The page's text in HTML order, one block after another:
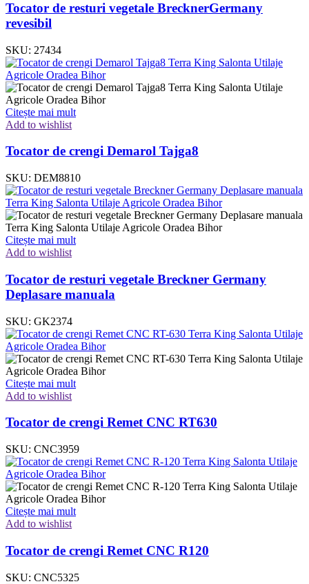
Tocator de resturi vegetale BrecknerGermany
revesibil
SKU: 27434
Citește mai mult
Add to wishlist
Tocator de crengi Demarol Tajga8
SKU: DEM8810
Citește mai mult
Add to wishlist
Tocator de resturi vegetale Breckner Germany
Deplasare manuala
SKU: GK2374
Citește mai mult
Add to wishlist
Tocator de crengi Remet CNC RT630
SKU: CNC3959
Citește mai mult
Add to wishlist
Tocator de crengi Remet CNC R120
SKU: CNC5325